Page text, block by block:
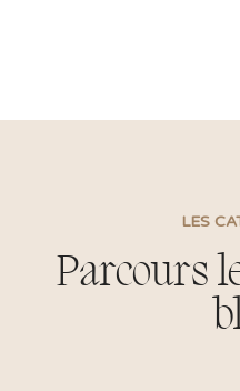
LES
Parcours